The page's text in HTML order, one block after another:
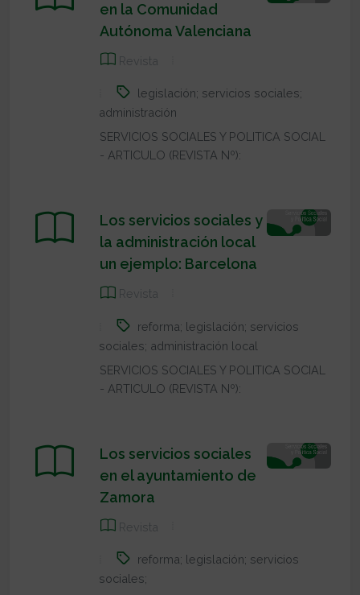
en la Comunidad
Autónoma Valenciana
Revista
legislación; servicios sociales;
administración
SERVICIOS SOCIALES Y POLITICA SOCIAL
- ARTICULO (REVISTA Nº):
Los servicios sociales y
la administración local
un ejemplo: Barcelona
Revista
reforma; legislación; servicios
sociales; administración local
SERVICIOS SOCIALES Y POLITICA SOCIAL
- ARTICULO (REVISTA Nº):
Los servicios sociales
en el ayuntamiento de
Zamora
Revista
reforma; legislación; servicios
sociales;